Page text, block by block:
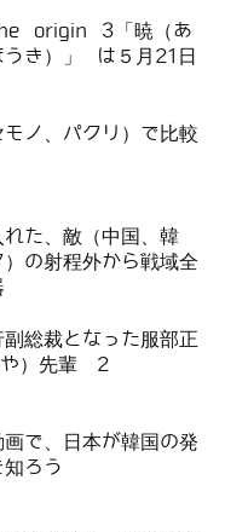
origin 3「暁（あ
うき）」 は５月21日
ノ、パクリ）で比較
た、敵（中国、韓
の射程外から戦域全
総裁となった服部正
や）先輩 2
で、日本が韓国の発
ろう